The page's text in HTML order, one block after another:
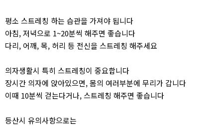
평소 스트레칭 하는 습관을 가져야 됩니다
아침, 저녁으로 1~20분씩 해주면 좋습니다
다리, 어깨, 목, 허리 등 전신을 스트레칭 해주세요
의자생활시 특히 스트레칭이 중요합니다
장시간 의자에 앉아있으면, 몸의 여러부분에 무리가 갑니다
이때 10분씩 걷는다거나, 스트레칭 해주면 좋습니다
등산시 유의사항으로는